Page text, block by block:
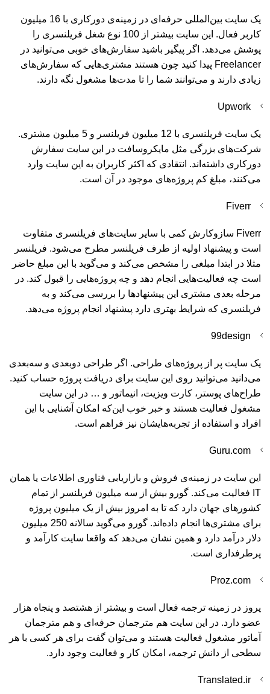
یک سایت بین‌المللی حرفه‌ای در زمینه‌ی دورکاری با 16 میلیون
کاربر فعال. این سایت بیشتر از 100 نوع شغل فریلنسری را
پوشش می‌دهد. اگر پیگیر باشید سفارش‌های خوبی می‌توانید در
Freelancer پیدا کنید چون هستند مشتری‌هایی که سفارش‌های
زیادی دارند و می‌توانند شما را تا مدت‌ها مشغول نگه دارند.
Upwork
یک سایت فریلنسری با 12 میلیون فریلنسر و 5 میلیون مشتری.
شرکت‌های بزرگی مثل مایکروسافت در این سایت سفارش
دورکاری داشته‌اند. انتقادی که اکثر کاربران به این سایت وارد
می‌کنند، مبلغ کم پروژه‌های موجود در آن است.
Fiverr
Fiverr سازوکارش کمی با سایر سایت‌های فریلنسری متفاوت
است و پیشنهاد اولیه از طرف فریلنسر مطرح می‌شود. فریلنسر
مثلا در ابتدا مبلغی را مشخص می‌کند و می‌گوید با این مبلغ حاضر
است چه فعالیت‌هایی انجام دهد و چه پروژه‌هایی را قبول کند. در
مرحله بعدی مشتری این پیشنهادها را بررسی می‌کند و به
فریلنسری که شرایط بهتری دارد پیشنهاد انجام پروژه می‌دهد.
99design
یک سایت پر از پروژه‌های طراحی. اگر طراحی دوبعدی و سه‌بعدی
می‌دانید می‌توانید روی این سایت برای دریافت پروژه حساب کنید.
طراح‌های پوستر، کارت ویزیت، انیماتور و … در این سایت
مشغول فعالیت هستند و خبر خوب این‌که امکان آشنایی با این
افراد و استفاده از تجربه‌هایشان نیز فراهم است.
Guru.com
این سایت در زمینه‌ی فروش و بازاریابی فناوری اطلاعات یا همان
IT فعالیت می‌کند. گورو بیش از سه میلیون فریلنسر از تمام
کشورهای جهان دارد که تا به امروز بیش از یک میلیون پروژه
برای مشتری‌ها انجام داده‌اند. گورو می‌گوید سالانه 250 میلیون
دلار درآمد دارد و همین نشان می‌دهد که واقعا سایت کارآمد و
پرطرفداری است.
Proz.com
پروز در زمینه ترجمه فعال است و بیشتر از هشتصد و پنجاه هزار
عضو دارد. در این سایت هم مترجمان حرفه‌ای و هم مترجمان
آماتور مشغول فعالیت هستند و می‌توان گفت برای هر کسی با هر
سطحی از دانش ترجمه، امکان کار و فعالیت وجود دارد.
Translated.ir